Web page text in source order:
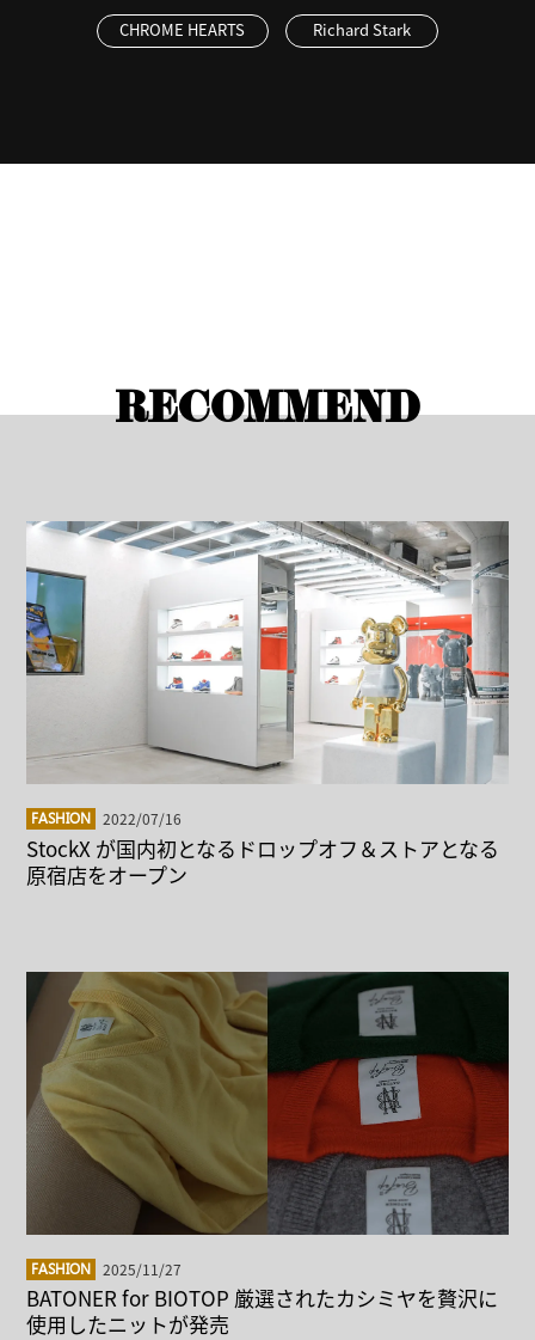
CHROME HEARTS Richard Stark
RECOMMEND
FASHION 2022/07/16
StockX が国内初となるドロップオフ＆ストアとなる
原宿店をオープン
FASHION 2025/11/27
BATONER for BIOTOP 厳選されたカシミヤを贅沢に
使用したニットが発売